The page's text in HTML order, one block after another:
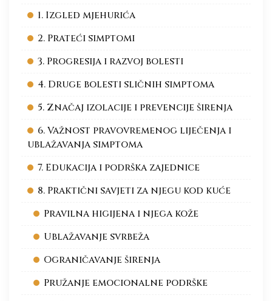
1. Izgled mjehurića
2. Prateći simptomi
3. Progresija i razvoj bolesti
4. Druge bolesti sličnih simptoma
5. Značaj izolacije i prevencije širenja
6. Važnost pravovremenog liječenja i
ublažavanja simptoma
7. Edukacija i podrška zajednice
8. Praktični savjeti za njegu kod kuće
Pravilna higijena i njega kože
Ublažavanje svrbeža
Ograničavanje širenja
Pružanje emocionalne podrške